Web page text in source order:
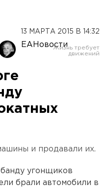
13 МАРТА 2015 В 14:32
ЕАНовости
и продавали их.
угонщиков
брали автомобили в